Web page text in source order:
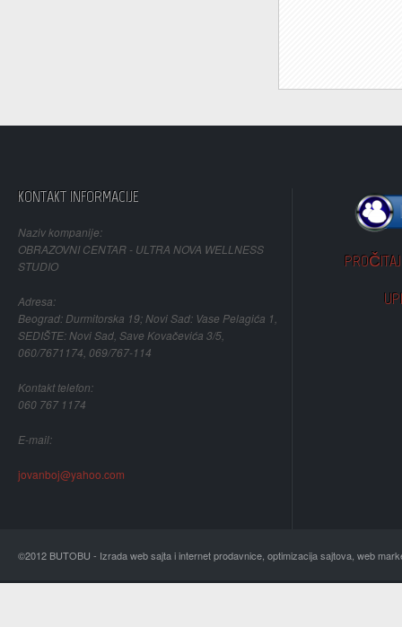
KONTAKT INFORMACIJE
Naziv kompanije:
OBRAZOVNI CENTAR - ULTRA NOVA WELLNESS
STUDIO
Adresa:
Beograd: Durmitorska 19; Novi Sad: Vase Pelagića 1,
SEDIŠTE: Novi Sad, Save Kovačevića 3/5,
060/7671174, 069/767-114
Kontakt telefon:
060 767 1174
E-mail:
jovanboj@yahoo.com
©2012 BUTOBU - Izrada web sajta i internet prodavnice, optimizacija sajtova, web